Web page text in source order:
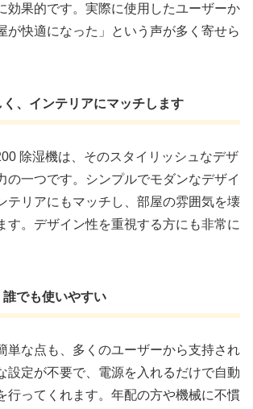
効果的です。実際に使用したユーザーか
が快適になった」という声が多く寄せら
、インテリアにマッチします
除湿機は、そのスタイリッシュなデザ
の一つです。シンプルでモダンなデザイ
テリアにもマッチし、部屋の雰囲気を壊
す。デザイン性を重視する方にも非常に
でも使いやすい
単な点も、多くのユーザーから支持され
設定が不要で、電源を入れるだけで自動
行ってくれます。年配の方や機械に不慣